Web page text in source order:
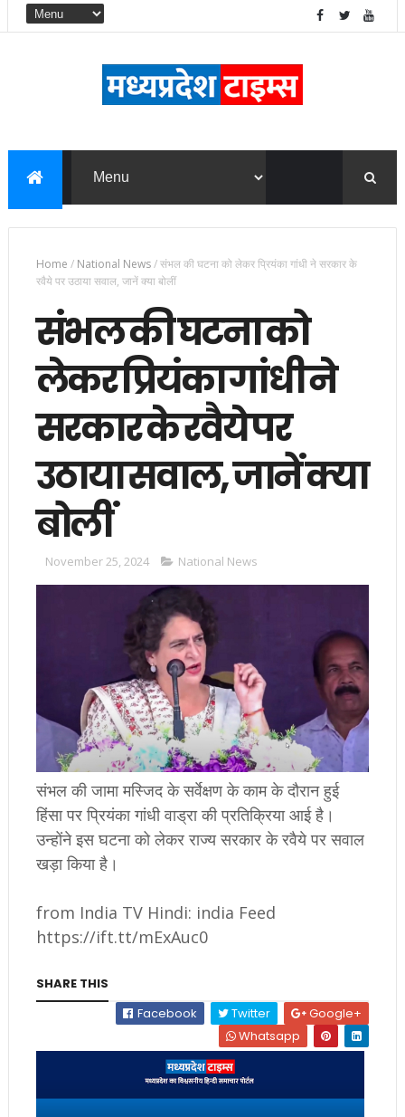
Home / National News/संभल की घटना को लेकर प्रियंका गांधी ने सरकार के
रवैये पर उठाया सवाल, जानें क्या बोलीं
संभल की घटना को
लेकर प्रियंका गांधी ने
सरकार के रवैये पर
उठाया सवाल, जानें क्या
बोलीं
November 25, 2024 National News
संभल की जामा मस्जिद के सर्वेक्षण के काम के दौरान हुई
हिंसा पर प्रियंका गांधी वाड्रा की प्रतिक्रिया आई है।
उन्होंने इस घटना को लेकर राज्य सरकार के रवैये पर सवाल
खड़ा किया है।
from India TV Hindi: india Feed
https://ift.tt/mExAuc0
SHARE THIS
Facebook
Twitter
Google+
Whatsapp